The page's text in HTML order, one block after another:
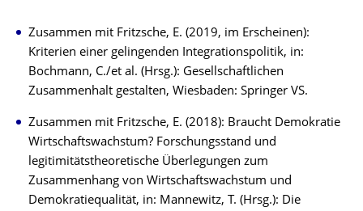
Zusammen mit Fritzsche, E. (2019, im Erscheinen):
Kriterien einer gelingenden Integrationspolitik, in:
Bochmann, C./et al. (Hrsg.): Gesellschaftlichen
Zusammenhalt gestalten, Wiesbaden: Springer VS.
Zusammen mit Fritzsche, E. (2018): Braucht Demokratie
Wirtschaftswachstum? Forschungsstand und
legitimitätstheoretische Überlegungen zum
Zusammenhang von Wirtschaftswachstum und
Demokratiequalität, in: Mannewitz, T. (Hrsg.): Die